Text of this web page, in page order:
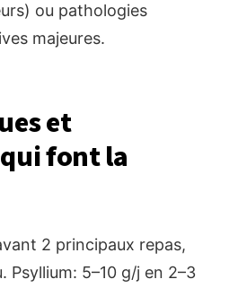
ou pathologies
majeures.
et
font la
2 principaux repas,
Psyllium: 5–10 g/j en 2–3